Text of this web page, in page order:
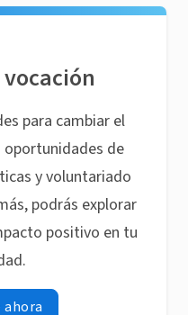
para cambiar el
de
y voluntariado
podrás explorar
positivo en tu